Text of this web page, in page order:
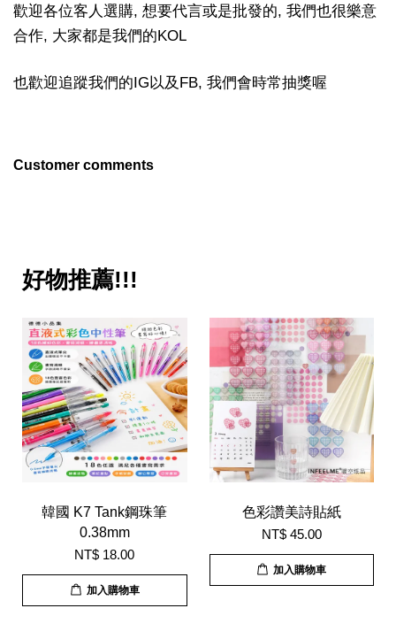
歡迎各位客人選購, 想要代言或是批發的, 我們也很樂意
合作, 大家都是我們的KOL
也歡迎追蹤我們的IG以及FB, 我們會時常抽獎喔
Customer comments
好物推薦!!!
韓國 K7 Tank鋼珠筆
0.38mm
NT$ 18.00
加入購物車
色彩讚美詩貼紙
NT$ 45.00
加入購物車